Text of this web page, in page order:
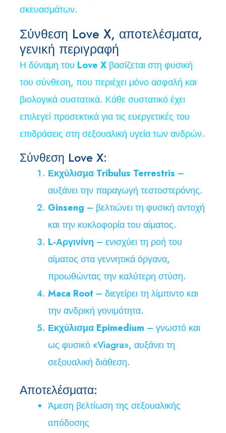
σκευασμάτων.
Σύνθεση Love X, αποτελέσματα,
γενική περιγραφή
Η δύναμη του Love X βασίζεται στη φυσική
του σύνθεση, που περιέχει μόνο ασφαλή και
βιολογικά συστατικά. Κάθε συστατικό έχει
επιλεγεί προσεκτικά για τις ευεργετικές του
επιδράσεις στη σεξουαλική υγεία των ανδρών.
Σύνθεση Love X:
Εκχύλισμα Tribulus Terrestris –
αυξάνει την παραγωγή τεστοστερόνης.
Ginseng – βελτιώνει τη φυσική αντοχή
και την κυκλοφορία του αίματος.
L-Αργινίνη – ενισχύει τη ροή του
αίματος στα γεννητικά όργανα,
προωθώντας την καλύτερη στύση.
Maca Root – διεγείρει τη λίμπιντο και
την ανδρική γονιμότητα.
Εκχύλισμα Epimedium – γνωστό και
ως φυσικό «Viagra», αυξάνει τη
σεξουαλική διάθεση.
Αποτελέσματα:
Άμεση βελτίωση της σεξουαλικής
απόδοσης